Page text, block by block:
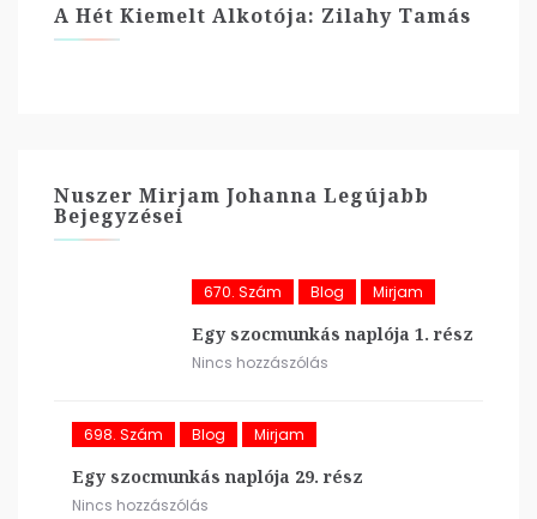
A Hét Kiemelt Alkotója: Zilahy Tamás
Nuszer Mirjam Johanna Legújabb
Bejegyzései
670. Szám Blog Mirjam
Egy szocmunkás naplója 1. rész
Nincs hozzászólás
698. Szám Blog Mirjam
Egy szocmunkás naplója 29. rész
Nincs hozzászólás